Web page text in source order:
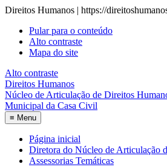
Direitos Humanos | https://
Pular para o conteúdo
Alto contraste
Mapa do site
Alto contraste
Direitos Humanos
Núcleo de Articulação de Direitos
Municipal da Casa Civil
≡ Menu
Página inicial
Diretora do Núcleo de Articulação
Assessorias Temáticas